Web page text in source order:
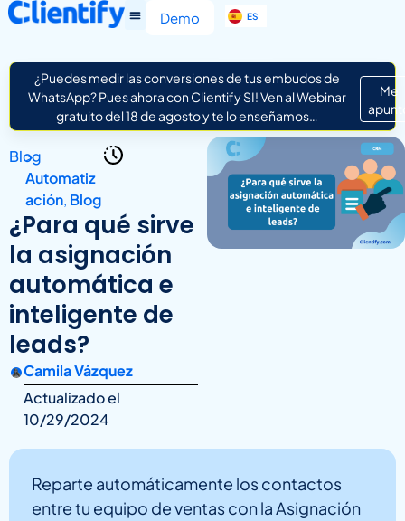
Demo ES
IT
¿Puedes medir las conversiones de tus embudos de
WhatsApp? Pues ahora con Clientify SI! Ven al Webinar
gratuito del 18 de agosto y te lo enseñamos…
Me
Blog
>
Automatiz
ación, Blog
¿Para qué sirve
la asignación
automática e
inteligente de
leads?
Camila Vázquez
Actualizado el
10/29/2024
Reparte automáticamente los contactos
entre tu equipo de ventas con la Asignación